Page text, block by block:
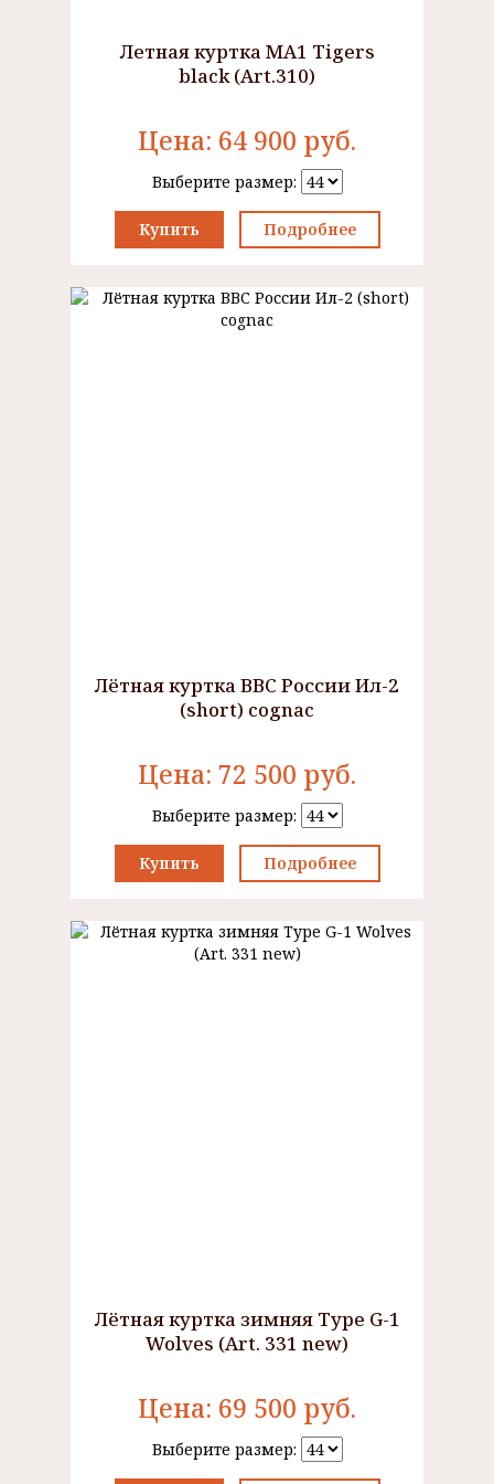
Летная куртка MA1 Tigers
black (Art.310)
Цена: 64 900 руб.
Выберите размер:
Купить Подробнее
Лётная куртка ВВС России Ил-2
(short) cognac
Цена: 72 500 руб.
Выберите размер:
Купить Подробнее
Лётная куртка зимняя Type G-1
Wolves (Art. 331 new)
Цена: 69 500 руб.
Выберите размер: